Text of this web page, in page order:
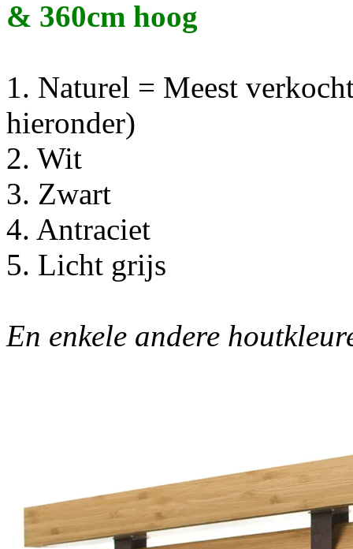
& 360cm hoog
1. Naturel = Meest
hieronder)
2. Wit
3. Zwart
4. Antraciet
5. Licht grijs
En enkele andere